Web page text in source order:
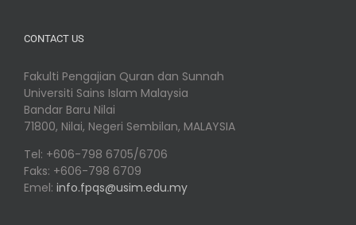
CONTACT US
Fakulti Pengajian Quran dan Sunnah
Universiti Sains Islam Malaysia
Bandar Baru Nilai
71800, Nilai, Negeri Sembilan, MALAYSIA
Tel: +606-798 6705/6706
Faks: +606-798 6709
Emel: info.fpqs@usim.edu.my